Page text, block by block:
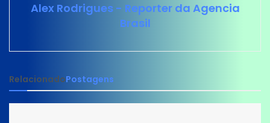
Alex Rodrigues - Reporter da Agencia
Brasil
RelacionadoPostagens